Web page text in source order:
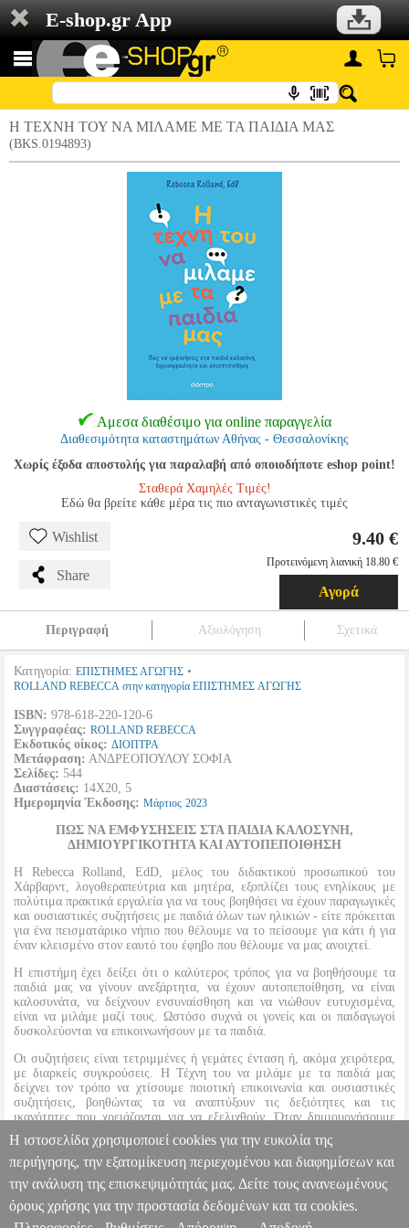
E-shop.gr App
Η ΤΕΧΝΗ ΤΟΥ ΝΑ ΜΙΛΑΜΕ ΜΕ ΤΑ ΠΑΙΔΙΑ ΜΑΣ
(BKS.0194893)
Αμεσα διαθέσιμο για online παραγγελία
Διαθεσιμότητα καταστημάτων Αθήνας - Θεσσαλονίκης
Χωρίς έξοδα αποστολής για παραλαβή από οποιοδήποτε eshop point!
Σταθερά Χαμηλές Τιμές!
Εδώ θα βρείτε κάθε μέρα τις πιο ανταγωνιστικές τιμές
Wishlist
Share
9.40 €
Προτεινόμενη λιανική 18.80 €
Αγορά
Περιγραφή Αξιολόγηση Σχετικά
Κατηγορία: ΕΠΙΣΤΗΜΕΣ ΑΓΩΓΗΣ •
ROLLAND REBECCA στην κατηγορία ΕΠΙΣΤΗΜΕΣ ΑΓΩΓΗΣ
ISBN: 978-618-220-120-6
Συγγραφέας: ROLLAND REBECCA
Εκδοτικός οίκος: ΔΙΟΠΤΡΑ
Μετάφραση: ΑΝΔΡΕΟΠΟΥΛΟΥ ΣΟΦΙΑ
Σελίδες: 544
Διαστάσεις: 14Χ20, 5
Ημερομηνία Έκδοσης: Μάρτιος 2023
ΠΩΣ ΝΑ ΕΜΦΥΣΗΣΕΙΣ ΣΤΑ ΠΑΙΔΙΑ ΚΑΛΟΣΥΝΗ,
ΔΗΜΙΟΥΡΓΙΚΟΤΗΤΑ ΚΑΙ ΑΥΤΟΠΕΠΟΙΘΗΣΗ
Η Rebecca Rolland, EdD, μέλος του διδακτικού προσωπικού του
Χάρβαρντ, λογοθεραπεύτρια και μητέρα, εξοπλίζει τους ενηλίκους με
πολύτιμα πρακτικά εργαλεία για να τους βοηθήσει να έχουν παραγωγικές
και ουσιαστικές συζητήσεις με παιδιά όλων των ηλικιών - είτε πρόκειται
για ένα πεισματάρικο νήπιο που θέλουμε να το πείσουμε για κάτι ή για
έναν κλεισμένο στον εαυτό του έφηβο που θέλουμε να μας ανοιχτεί.
Η επιστήμη έχει δείξει ότι ο καλύτερος τρόπος για να βοηθήσουμε τα
παιδιά μας να γίνουν ανεξάρτητα, να έχουν αυτοπεποίθηση, να είναι
καλοσυνάτα, να δείχνουν ενσυναίσθηση και να νιώθουν ευτυχισμένα,
είναι να μιλάμε μαζί τους. Ωστόσο συχνά οι γονείς και οι παιδαγωγοί
δυσκολεύονται να επικοινωνήσουν με τα παιδιά.
Οι συζητήσεις είναι τετριμμένες ή γεμάτες ένταση ή, ακόμα χειρότερα,
με διαρκείς συγκρούσεις. Η Τέχνη του να μιλάμε με τα παιδιά μας
δείχνει τον τρόπο να χτίσουμε ποιοτική επικοινωνία και ουσιαστικές
συζητήσεις, βοηθώντας τα να αναπτύξουν τις δεξιότητες και τις
ικανότητες που χρειάζονται για να εξελιχθούν. Όταν δημιουργήσουμε
σχέσεις με λιγότερες συγκρούσεις και περισσότερη χαρά,
εξασφαλίζουμε για τα παιδιά μας ένα καλύτερο μέλλον.
Η ΤΕΧΝΗ ΤΟΥ ΝΑ ΜΙΛΑΜΕ ΜΕ ΤΑ ΠΑΙΔΙΑ ΜΑΣ
BKS.0194893 BKS.0194893 ROLLAND REBECCA ROLLAND
REBECCA
ΕΠΙΣΤΗΜΕΣ ΑΓΩΓΗΣ Κατηγορία: ΕΠΙΣΤΗΜΕΣ
Η ιστοσελίδα χρησιμοποιεί cookies για την ευκολία της
περιήγησης, την εξατομίκευση περιεχομένου και διαφημίσεων και
την ανάλυση της επισκεψιμότητάς μας. Δείτε τους ανανεωμένους
όρους χρήσης για την προστασία δεδομένων και τα cookies.